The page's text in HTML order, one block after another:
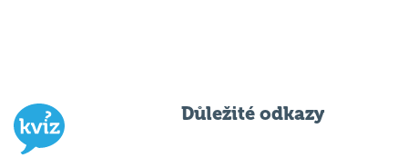
Důležité odkazy